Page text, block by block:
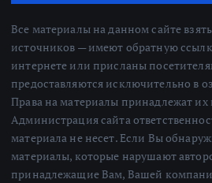
Все материалы на данном сайте
источников — имеют обратную
интернете или присланы
предоставляются исключительно в
Права на материалы принадлежат их
Администрация сайта
материала не несет. Если Вы
материалы, которые нарушают
принадлежащие Вам, Вашей